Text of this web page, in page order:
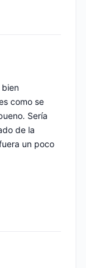
bien
como se
Sería
de la
un poco